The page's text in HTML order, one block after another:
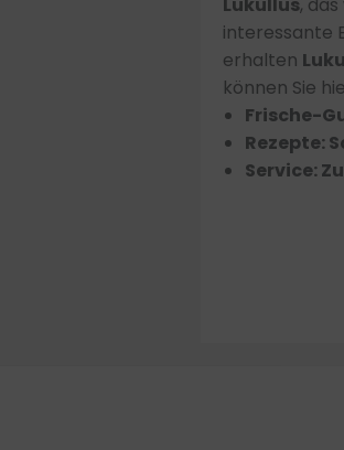
interessante
erhalten
können Sie
Frische-
Rezepte:
Service: